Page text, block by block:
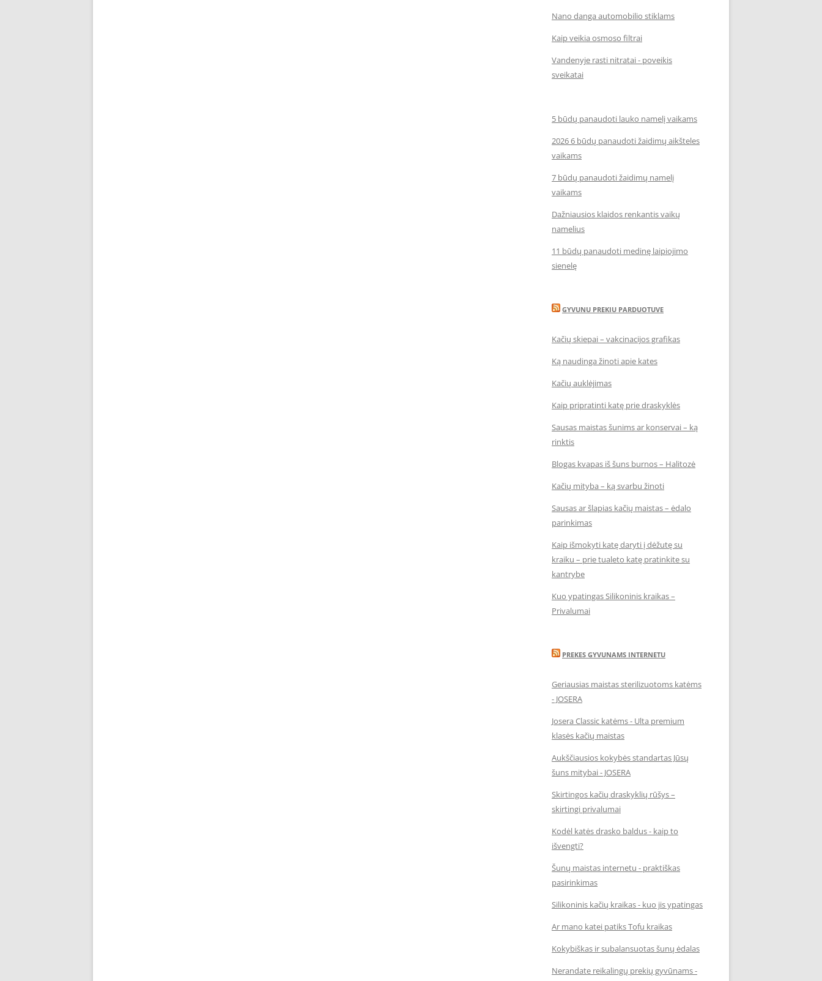
Nano danga automobilio stiklams
Kaip veikia osmoso filtrai
Vandenyje rasti nitratai - poveikis
sveikatai
5 būdų panaudoti lauko namelį vaikams
2026 6 būdų panaudoti žaidimų aikšteles
vaikams
7 būdų panaudoti žaidimų namelį
vaikams
Dažniausios klaidos renkantis vaikų
namelius
11 būdų panaudoti medinę laipiojimo
sienelę
GYVUNU PREKIU PARDUOTUVE
Kačių skiepai – vakcinacijos grafikas
Ką naudinga žinoti apie kates
Kačių auklėjimas
Kaip pripratinti katę prie draskyklės
Sausas maistas šunims ar konservai – ką
rinktis
Blogas kvapas iš šuns burnos – Halitozė
Kačių mityba – ką svarbu žinoti
Sausas ar šlapias kačių maistas – ėdalo
parinkimas
Kaip išmokyti katę daryti į dėžutę su
kraiku – prie tualeto katę pratinkite su
kantrybe
Kuo ypatingas Silikoninis kraikas –
Privalumai
PREKES GYVUNAMS INTERNETU
Geriausias maistas sterilizuotoms katėms
- JOSERA
Josera Classic katėms - Ulta premium
klasės kačių maistas
Aukščiausios kokybės standartas Jūsų
šuns mitybai - JOSERA
Skirtingos kačių draskyklių rūšys –
skirtingi privalumai
Kodėl katės drasko baldus - kaip to
išvengti?
Šunų maistas internetu - praktiškas
pasirinkimas
Silikoninis kačių kraikas - kuo jis ypatingas
Ar mano katei patiks Tofu kraikas
Kokybiškas ir subalansuotas šunų ėdalas
Nerandate reikalingų prekių gyvūnams -